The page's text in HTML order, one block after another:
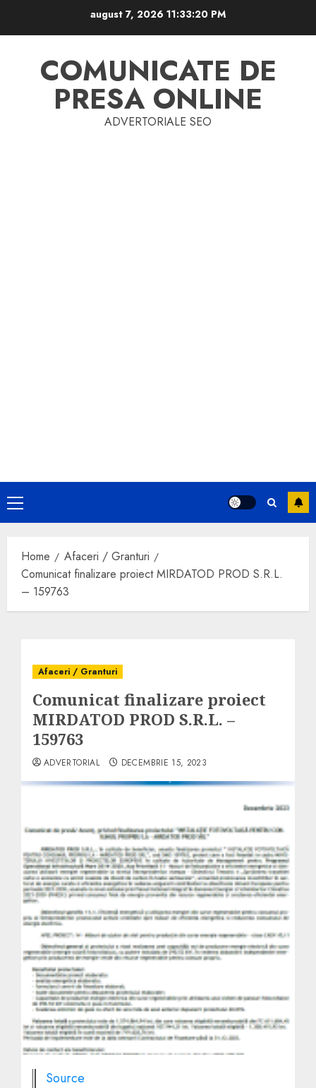
august 7, 202611:33:21 PM
COMUNICATE DE
PRESA ONLINE
ADVERTORIALE SEO
Primary
Menu
Home
Afaceri / Granturi
Comunicat finalizare proiect MIRDATOD PROD S.R.L.
– 159763
Afaceri / Granturi
Comunicat finalizare proiect
MIRDATOD PROD S.R.L. –
159763
ADVERTORIAL DECEMBRIE 15, 2023
Source